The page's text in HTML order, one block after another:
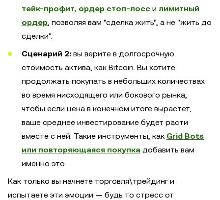
тейк-профит, ордер стоп-лосс и лимитный
ордер , позволяя вам "сделка жить", а не "жить до
сделки".
Сценарий 2: вы верите в долгосрочную
стоимость актива, как Bitcoin. Вы хотите
продолжать покупать в небольших количествах
во время нисходящего или бокового рынка,
чтобы если цена в конечном итоге вырастет,
ваше среднее инвестирование будет расти
вместе с ней. Такие инструменты, как Grid Bots
или повторяющаяся покупка добавить вам
именно это.
Как только вы начнете торговля\трейдинг и
испытаете эти эмоции — будь то стресс от